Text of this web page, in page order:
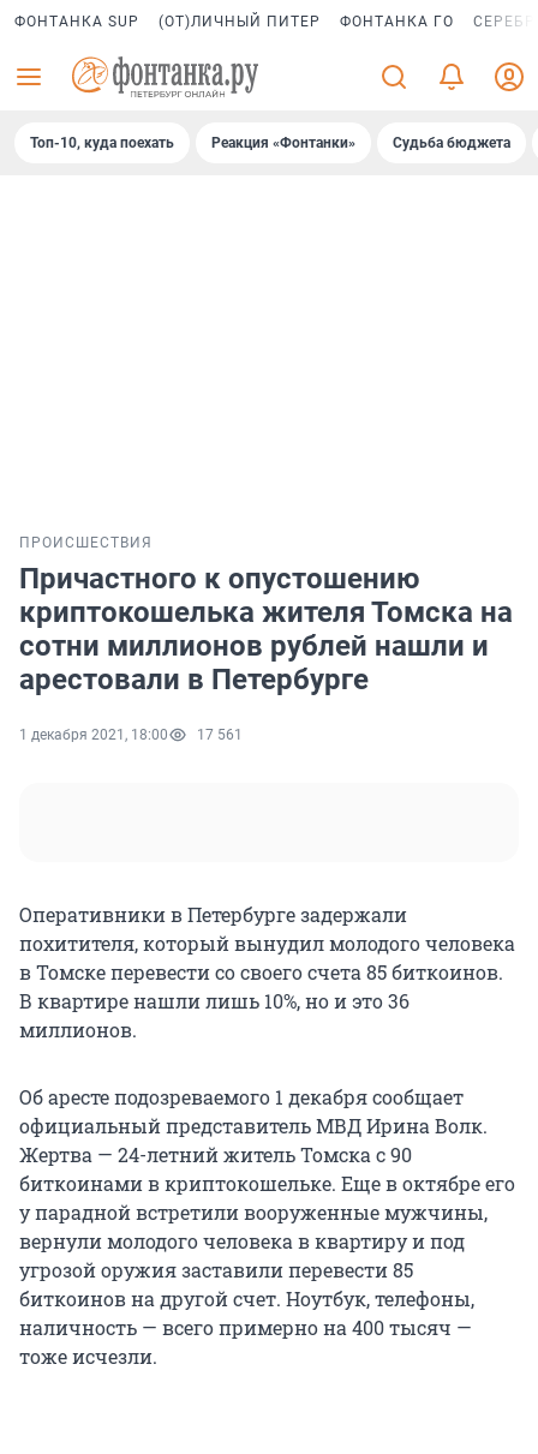
ФОНТАНКА SUP (ОТ)ЛИЧНЫЙ ПИТЕР ФОНТАНКА ГО
Топ-10, куда поехать Реакция «Фонтанки» Судьба бюджета
ПРОИСШЕСТВИЯ
Причастного к опустошению
криптокошелька жителя Томска на
сотни миллионов рублей нашли и
арестовали в Петербурге
1 декабря 2021, 18:00 17 561
Оперативники в Петербурге задержали
похитителя, который вынудил молодого человека
в Томске перевести со своего счета 85 биткоинов.
В квартире нашли лишь 10%, но и это 36
миллионов.
Об аресте подозреваемого 1 декабря сообщает
официальный представитель МВД Ирина Волк.
Жертва — 24-летний житель Томска с 90
биткоинами в криптокошельке. Еще в октябре его
у парадной встретили вооруженные мужчины,
вернули молодого человека в квартиру и под
угрозой оружия заставили перевести 85
биткоинов на другой счет. Ноутбук, телефоны,
наличность — всего примерно на 400 тысяч —
тоже исчезли.